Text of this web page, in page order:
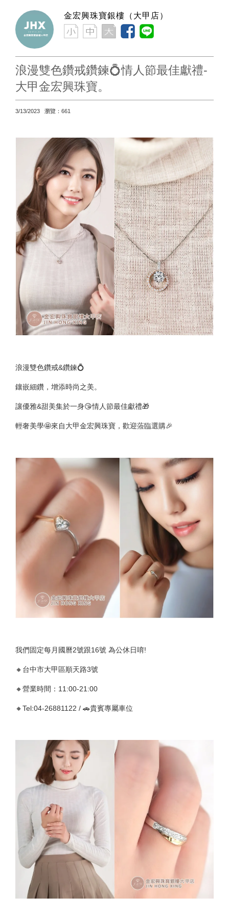
金宏興珠寶銀樓（大甲店）
浪漫雙色鑽戒鑽鍊💍情人節最佳獻禮-
大甲金宏興珠寶。
3/13/2023 瀏覽：661
浪漫雙色鑽戒&鑽鍊💍
鑲嵌細鑽，增添時尚之美。
讓優雅&甜美集於一身😘情人節最佳獻禮🎁
輕奢美學🤩來自大甲金宏興珠寶，歡迎蒞臨選購🎉
我們固定每月國曆2號跟16號 為公休日唷!
🔸台中市大甲區順天路3號
🔸營業時間：11:00-21:00
🔸Tel:04-26881122 / 🚗貴賓專屬車位